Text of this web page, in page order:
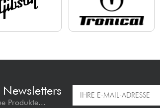
Produkte...